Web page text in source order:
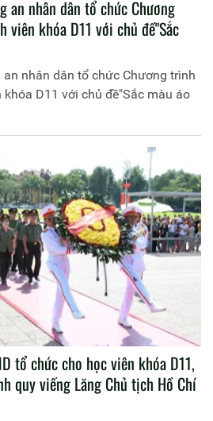
an nhân dân tổ chức Chương
viên khóa D11 với chủ đề"Sắc
an nhân dân tổ chức Chương trình
D11 với chủ đề"Sắc màu áo
tổ chức cho học viên khóa D11,
quy viếng Lăng Chủ tịch Hồ Chí